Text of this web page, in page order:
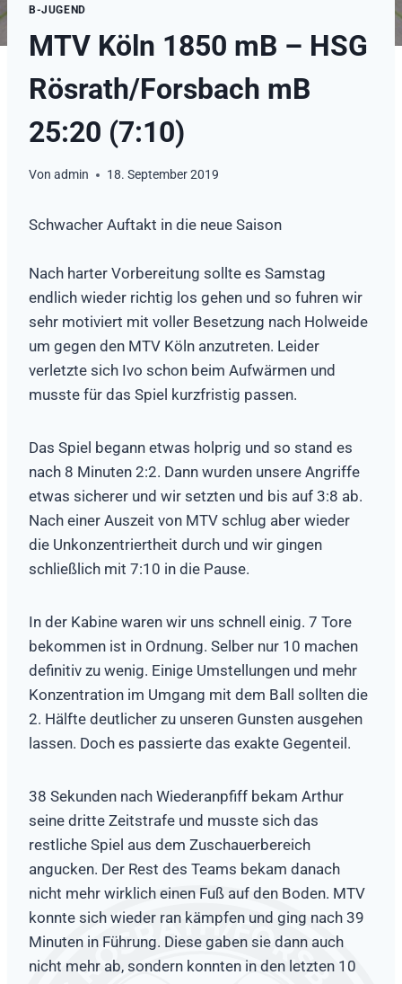
B-JUGEND
MTV Köln 1850 mB – HSG
Rösrath/Forsbach mB
25:20 (7:10)
Von admin 18. September 2019
Schwacher Auftakt in die neue Saison
Nach harter Vorbereitung sollte es Samstag
endlich wieder richtig los gehen und so fuhren wir
sehr motiviert mit voller Besetzung nach Holweide
um gegen den MTV Köln anzutreten. Leider
verletzte sich Ivo schon beim Aufwärmen und
musste für das Spiel kurzfristig passen.
Das Spiel begann etwas holprig und so stand es
nach 8 Minuten 2:2. Dann wurden unsere Angriffe
etwas sicherer und wir setzten und bis auf 3:8 ab.
Nach einer Auszeit von MTV schlug aber wieder
die Unkonzentriertheit durch und wir gingen
schließlich mit 7:10 in die Pause.
In der Kabine waren wir uns schnell einig. 7 Tore
bekommen ist in Ordnung. Selber nur 10 machen
definitiv zu wenig. Einige Umstellungen und mehr
Konzentration im Umgang mit dem Ball sollten die
2. Hälfte deutlicher zu unseren Gunsten ausgehen
lassen. Doch es passierte das exakte Gegenteil.
38 Sekunden nach Wiederanpfiff bekam Arthur
seine dritte Zeitstrafe und musste sich das
restliche Spiel aus dem Zuschauerbereich
angucken. Der Rest des Teams bekam danach
nicht mehr wirklich einen Fuß auf den Boden. MTV
konnte sich wieder ran kämpfen und ging nach 39
Minuten in Führung. Diese gaben sie dann auch
nicht mehr ab, sondern konnten in den letzten 10